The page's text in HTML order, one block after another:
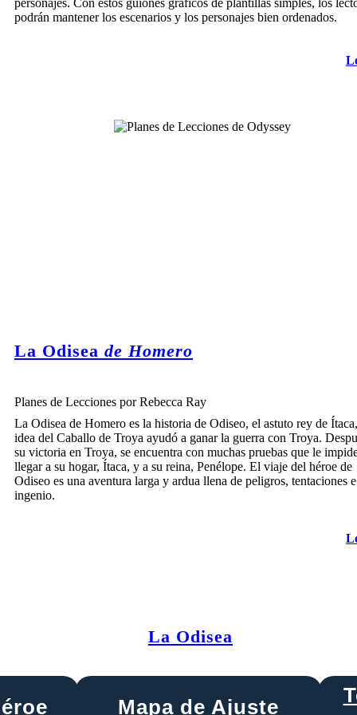
personajes. Con estos guiones gráficos de plantillas simples, los
podrán mantener los escenarios y los personajes bien ordenados.
La Odisea de Homero
Planes de Lecciones por Rebecca Ray
La Odisea de Homero es la historia de Odiseo, el astuto rey de
idea del Caballo de Troya ayudó a ganar la guerra con Troya.
su victoria en Troya, se encuentra con muchas pruebas que le
llegar a su hogar, Ítaca, y a su reina, Penélope. El viaje del héroe de
Odiseo es una aventura larga y ardua llena de peligros, tentaciones e
ingenio.
La Odisea
Mapa de Ajuste